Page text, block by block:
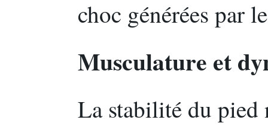
choc générées par
Musculature et
La stabilité du pied